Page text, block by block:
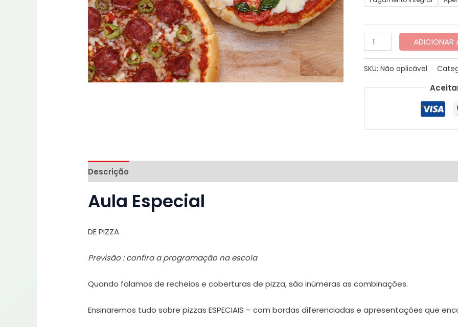
ADICIONAR
SKU: Não aplicável
Descrição
Aula Especial
DE PIZZA
Previsão : confira a programação na escola
Quando falamos de recheios e coberturas de pizza, são inúmeras as combinações.
Ensinaremos tudo sobre pizzas ESPECIAIS – com bordas diferenciadas e apresentações que